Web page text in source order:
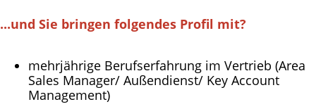
...und Sie bringen folgendes Profil mit?
mehrjährige Berufserfahrung im Vertrieb (Area
Sales Manager/ Außendienst/ Key Account
Management)